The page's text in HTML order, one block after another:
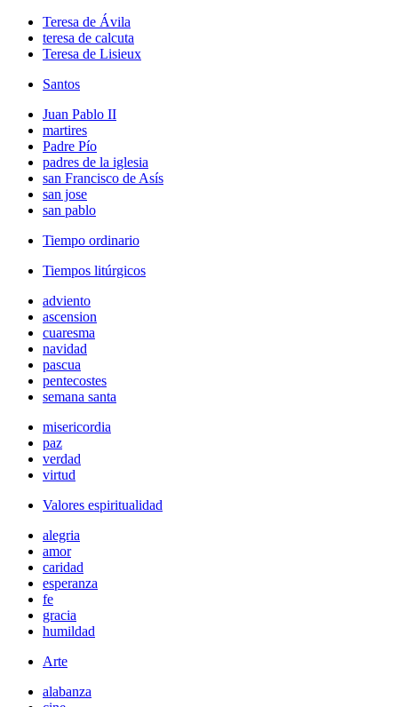
Teresa de Ávila
teresa de calcuta
Teresa de Lisieux
Santos
Juan Pablo II
martires
Padre Pío
padres de la iglesia
san Francisco de Asís
san jose
san pablo
Tiempo ordinario
Tiempos litúrgicos
adviento
ascension
cuaresma
navidad
pascua
pentecostes
semana santa
misericordia
paz
verdad
virtud
Valores espiritualidad
alegria
amor
caridad
esperanza
fe
gracia
humildad
Arte
alabanza